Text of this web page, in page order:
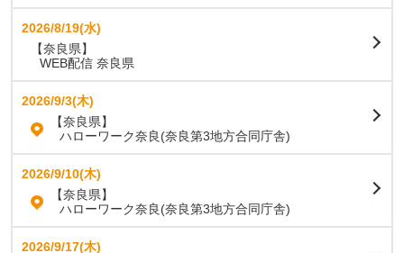
2026/8/19(水)
【奈良県】
WEB配信 奈良県
2026/9/3(木)
【奈良県】
ハローワーク奈良(奈良第3地方合同庁舎)
2026/9/10(木)
【奈良県】
ハローワーク奈良(奈良第3地方合同庁舎)
2026/9/17(木)